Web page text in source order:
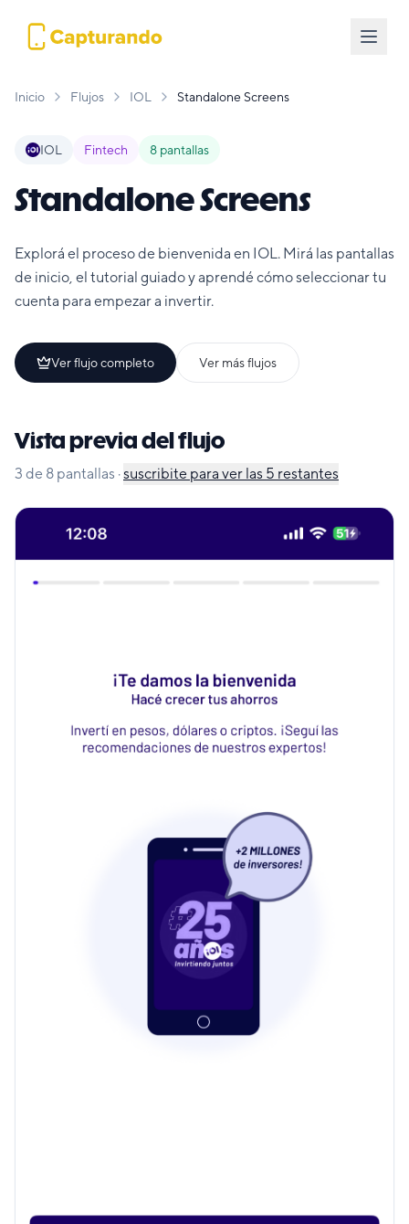
Inicio Flujos IOL Standalone Screens
IOL Fintech 8 pantallas
Standalone Screens
Explorá el proceso de bienvenida en IOL. Mirá las pantallas
de inicio, el tutorial guiado y aprendé cómo seleccionar tu
cuenta para empezar a invertir.
Ver flujo completo Ver más flujos
Vista previa del flujo
3 de 8 pantallas ·suscribite para ver las 5 restantes